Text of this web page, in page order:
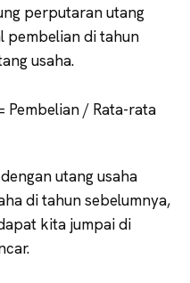
perputaran utang
pembelian di tahun
usaha.
Pembelian / Rata-rata
utang usaha
di tahun sebelumnya,
kita jumpai di